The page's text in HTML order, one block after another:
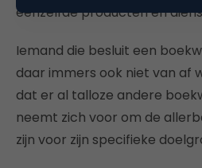
eenzelfde producten en
Iemand die besluit een
daar immers ook niet van af
dat er al talloze andere
neemt zich voor om de
zijn voor zijn specifieke